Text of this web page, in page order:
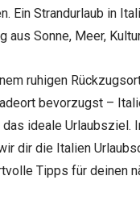
Ein Strandurlaub in
aus Sonne, Meer,
ruhigen
bevorzugst –
das ideale Urlaubsziel.
dir die Italien
Tipps für deinen